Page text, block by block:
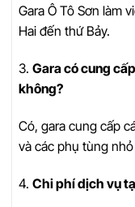
Gara Ô Tô Sơn làm
Hai đến thứ Bảy.
3. Gara có cung
không?
Có, gara cung cấp
và các phụ tùng
4. Chi phí dịch vụ